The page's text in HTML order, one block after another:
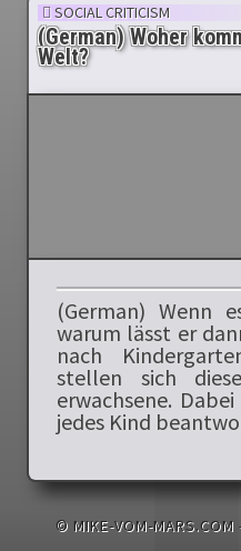
SOCIAL CRITICISM
(German) Woher
Welt?
(German) Wenn
warum lässt er
nach
stellen sich
erwachsene.
jedes Kind
© MIKE-VOM-MARS.COM